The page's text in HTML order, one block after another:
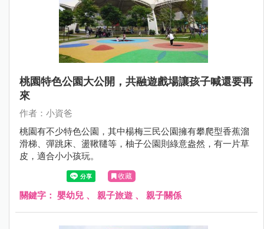
桃園特色公園大公開，共融遊戲場讓孩子喊還要再
來
作者：小資爸
桃園有不少特色公園，其中楊梅三民公園擁有攀爬型香蕉溜
滑梯、彈跳床、盪鞦韆等，柚子公園則綠意盎然，有一片草
皮，適合小小孩玩。
收藏
關鍵字： 嬰幼兒 、 親子旅遊 、 親子關係